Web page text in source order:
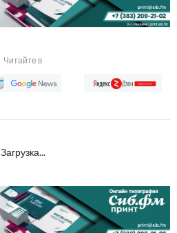
Читайте в
Загрузка...